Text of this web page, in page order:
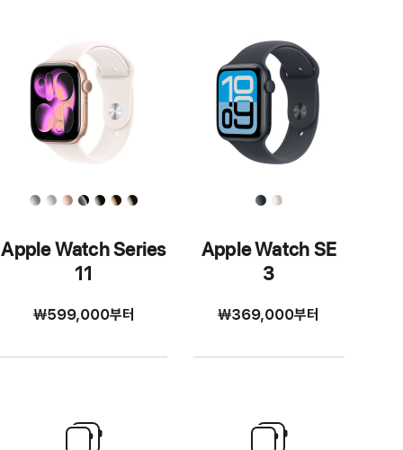
Apple Watch Series
11
₩599,000부터
Apple Watch SE
3
₩369,000부터